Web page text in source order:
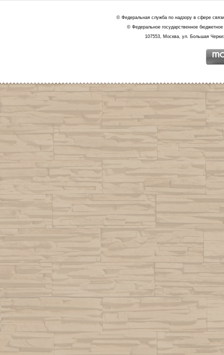
© Федеральная служба по надзору в сфере
© Федеральное государственное
107553, Москва, ул. Большая